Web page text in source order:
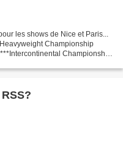
les shows de Nice et Paris...
Championship
Championship